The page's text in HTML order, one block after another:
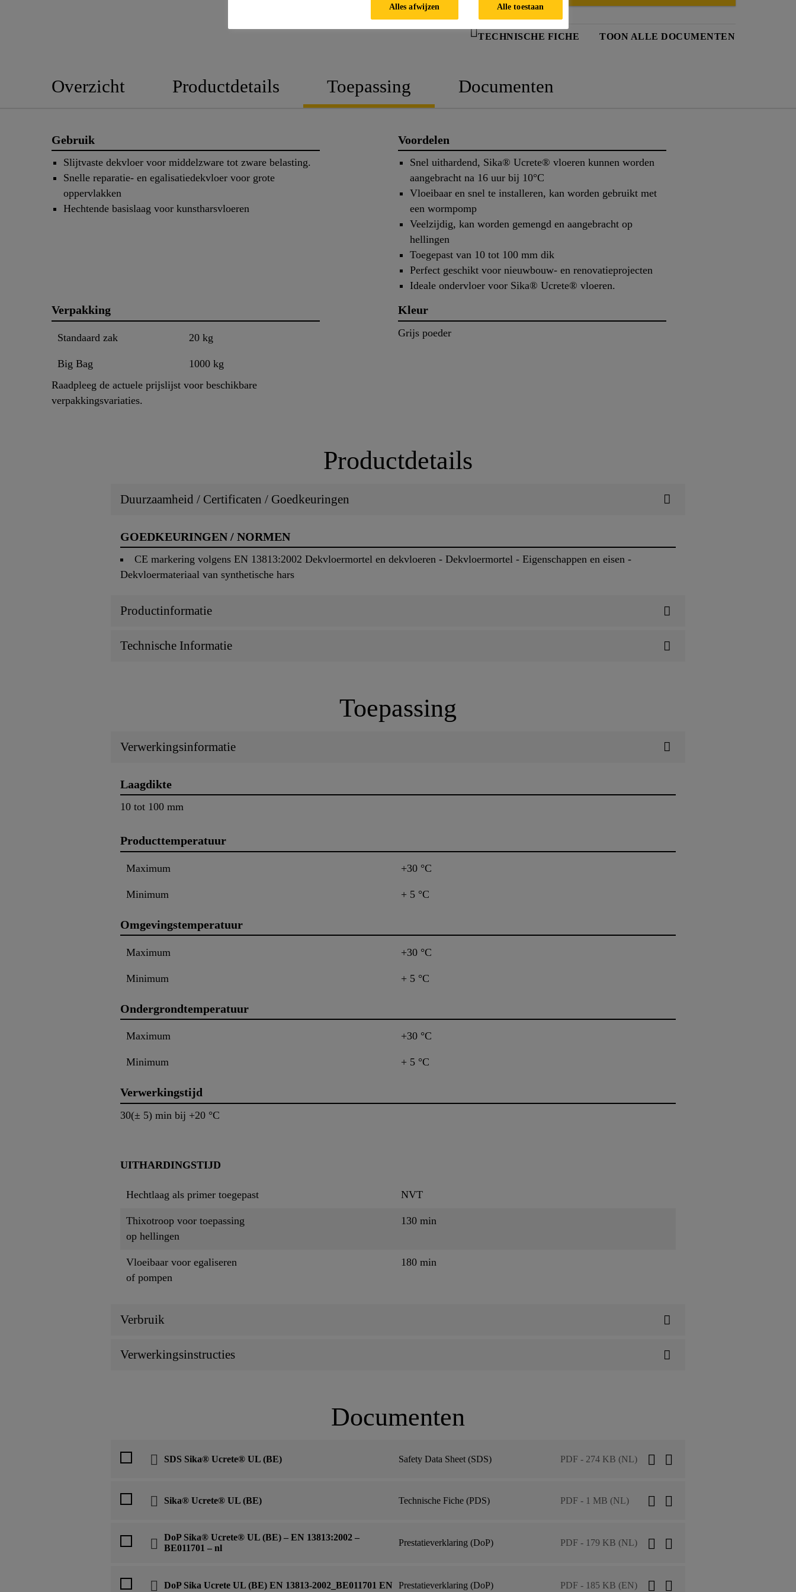
TECHNISCHE FICHE TOON ALLE DOCUMENTEN
Overzicht Productdetails Toepassing Documenten
Gebruik
Slijtvaste dekvloer voor middelzware tot zware belasting.
Snelle reparatie- en egalisatiedekvloer voor grote
oppervlakken
Hechtende basislaag voor kunstharsvloeren
Voordelen
Snel uithardend, Sika® Ucrete® vloeren kunnen worden
aangebracht na 16 uur bij 10°C
Vloeibaar en snel te installeren, kan worden gebruikt met
een wormpomp
Veelzijdig, kan worden gemengd en aangebracht op
hellingen
Toegepast van 10 tot 100 mm dik
Perfect geschikt voor nieuwbouw- en renovatieprojecten
Ideale ondervloer voor Sika® Ucrete® vloeren.
Verpakking
Standaard zak 20 kg
Big Bag
1000 kg
Raadpleeg de actuele prijslijst voor beschikbare
verpakkingsvariaties.
Kleur
Grijs poeder
Productdetails
Duurzaamheid / Certificaten / Goedkeuringen
GOEDKEURINGEN / NORMEN
CE markering volgens EN 13813:2002 Dekvloermortel en dekvloeren - Dekvloermortel - Eigenschappen en eisen -
Dekvloermateriaal van synthetische hars
Productinformatie
Technische Informatie
Toepassing
Verwerkingsinformatie
Laagdikte
10 tot 100 mm
Producttemperatuur
Maximum +30 °C
Minimum + 5 °C
Omgevingstemperatuur
Maximum +30 °C
Minimum + 5 °C
Ondergrondtemperatuur
Maximum +30 °C
Minimum + 5 °C
Verwerkingstijd
30(± 5) min bij +20 °C
UITHARDINGSTIJD
Hechtlaag als primer toegepast NVT
Thixotroop voor toepassing
op hellingen
130 min
Vloeibaar voor egaliseren
of pompen
180 min
Verbruik
Verwerkingsinstructies
Documenten
SDS Sika® Ucrete® UL (BE) Safety Data Sheet (SDS) PDF - 274 KB (NL)
Sika® Ucrete® UL (BE) Technische Fiche (PDS) PDF - 1 MB (NL)
DoP Sika® Ucrete® UL (BE) – EN 13813:2002 –
BE011701 – nl
Prestatieverklaring (DoP) PDF - 179 KB (NL)
DoP Sika Ucrete UL (BE) EN 13813-2002_BE011701 EN Prestatieverklaring (DoP) PDF - 185 KB (EN)
Alles afwijzen Alle toestaan